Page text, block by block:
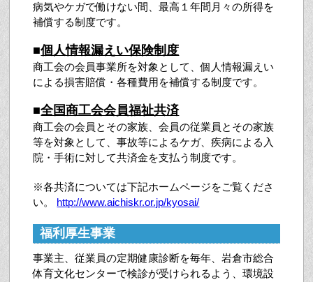
病気やケガで働けない間、最高１年間月々の所得を
補償する制度です。
■個人情報漏えい保険制度
商工会の会員事業所を対象として、個人情報漏えい
による損害賠償・各種費用を補償する制度です。
■全国商工会会員福祉共済
商工会の会員とその家族、会員の従業員とその家族
等を対象として、事故等によるケガ、疾病による入
院・手術に対して共済金を支払う制度です。
※各共済については下記ホームページをご覧くださ
い。 http://www.aichiskr.or.jp/kyosai/
福利厚生事業
事業主、従業員の定期健康診断を毎年、岩倉市総合
体育文化センターで検診が受けられるよう、環境設